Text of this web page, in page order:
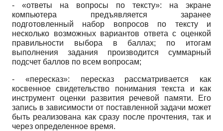
- «ответы на вопросы по тексту»: на экране
компьютера предъявляется заранее
подготовленный набор вопросов по тексту и
несколько возможных вариантов ответа с оценкой
правильности выбора в баллах; по итогам
выполнения задания производится суммарный
подсчет баллов по всем вопросам;
- «пересказ»: пересказ рассматривается как
косвенное свидетельство понимания текста и как
инструмент оценки развития речевой памяти. Его
запись в зависимости от поставленной задачи может
быть реализована как сразу после прочтения, так и
через определенное время.